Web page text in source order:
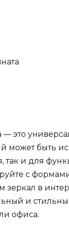
— это
может быть
так и для
с
зеркал в
и
офиса.